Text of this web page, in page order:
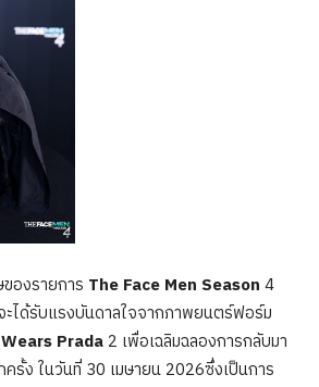
องรายการ The Face Men Season 4
ะได้รับแรงบันดาลใจจากภาพยนตร์ฟอร์ม
Prada 2 เพื่อเฉลิมฉลองการกลับมา
รั้ง ในวันที่ 30 เมษายน 2026ซึ่งเป็นการ